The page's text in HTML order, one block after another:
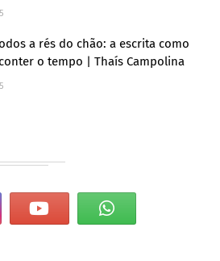
a rés do chão: a escrita como
o tempo | Thaís Campolina